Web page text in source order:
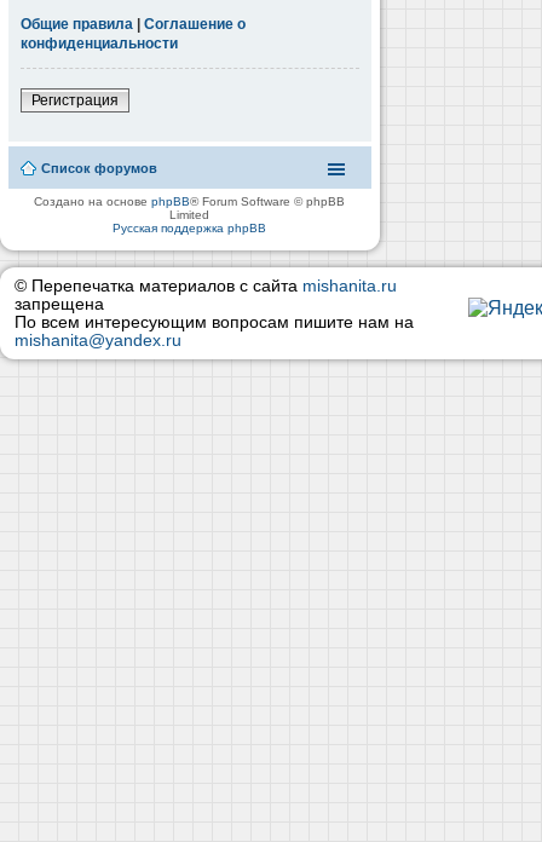
Общие правила | Соглашение о
конфиденциальности
Регистрация
Список форумов
Создано на основеphpBB® Forum Software © phpBB
Limited
Русская поддержка phpBB
© Перепечатка материалов с сайта mishanita.ru
запрещена
По всем интересующим вопросам пишите нам на
mishanita@yandex.ru